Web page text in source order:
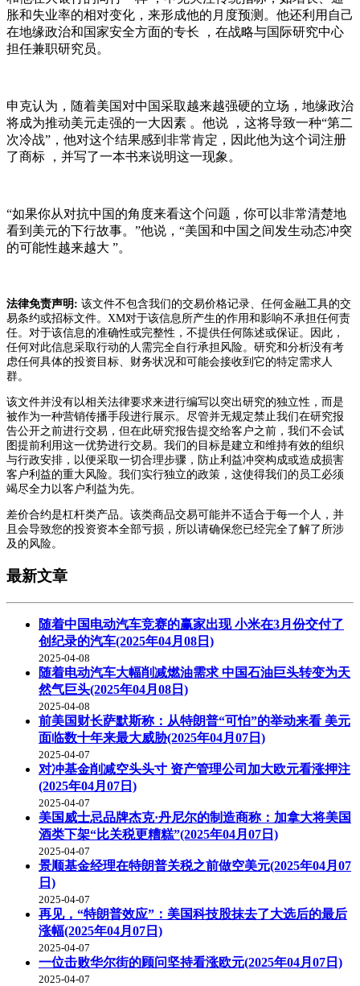
胀和失业率的相对变化，来形成他的月度预测。他还利用自己
在地缘政治和国家安全方面的专长 ，在战略与国际研究中心
担任兼职研究员。
申克认为，随着美国对中国采取越来越强硬的立场，地缘政治
将成为推动美元走强的一大因素 。他说 ，这将导致一种“第二
次冷战”，他对这个结果感到非常肯定，因此他为这个词注册
了商标 ，并写了一本书来说明这一现象 。
“如果你从对抗中国的角度来看这个问题 ，你可以非常清楚地
看到美元的下行故事。”他说，“美国和中国之间发生动态冲突
的可能性越来越大 ”。
法律免责声明: 该文件不包含我们的交易价格记录、任何金融工具的交
易条约或招标文件。XM对于该信息所产生的作用和影响不承担任何责
任。对于该信息的准确性或完整性，不提供任何陈述或保证。因此，
任何对此信息采取行动的人需完全自行承担风险。研究和分析没有考
虑任何具体的投资目标、财务状况和可能会接收到它的特定需求人
群。
该文件并没有以相关法律要求来进行编写以突出研究的独立性，而是
被作为一种营销传播手段进行展示。尽管并无规定禁止我们在研究报
告公开之前进行交易，但在此研究报告提交给客户之前，我们不会试
图提前利用这一优势进行交易。我们的目标是建立和维持有效的组织
与行政安排，以便采取一切合理步骤，防止利益冲突构成或造成损害
客户利益的重大风险。我们实行独立的政策，这使得我们的员工必须
竭尽全力以客户利益为先。
差价合约是杠杆类产品。该类商品交易可能并不适合于每一个人，并
且会导致您的投资资本全部亏损，所以请确保您已经完全了解了所涉
及的风险。
最新文章
随着中国电动汽车竞赛的赢家出现 小米在3月份交付了
创纪录的汽车(2025年04月08日)
2025-04-08
随着电动汽车大幅削减燃油需求 中国石油巨头转变为天
然气巨头(2025年04月08日)
2025-04-08
前美国财长萨默斯称：从特朗普“可怕”的举动来看 美元
面临数十年来最大威胁(2025年04月07日)
2025-04-07
对冲基金削减空头头寸 资产管理公司加大欧元看涨押注
(2025年04月07日)
2025-04-07
美国威士忌品牌杰克·丹尼尔的制造商称：加拿大将美国
酒类下架“比关税更糟糕”(2025年04月07日)
2025-04-07
景顺基金经理在特朗普关税之前做空美元(2025年04月07
日)
2025-04-07
再见，“特朗普效应”：美国科技股抹去了大选后的最后
涨幅(2025年04月07日)
2025-04-07
一位击败华尔街的顾问坚持看涨欧元(2025年04月07日)
2025-04-07